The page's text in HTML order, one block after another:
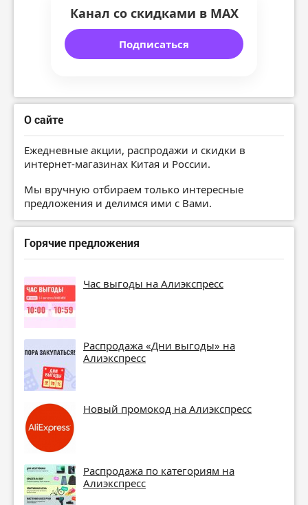
Канал со скидками в MAX
Подписаться
О сайте
Ежедневные акции, распродажи и скидки в
интернет-магазинах Китая и России.
Мы вручную отбираем только интересные
предложения и делимся ими с Вами.
Горячие предложения
Час выгоды на Алиэкспресс
Распродажа «Дни выгоды» на
Алиэкспресс
Новый промокод на Алиэкспресс
Распродажа по категориям на
Алиэкспресс